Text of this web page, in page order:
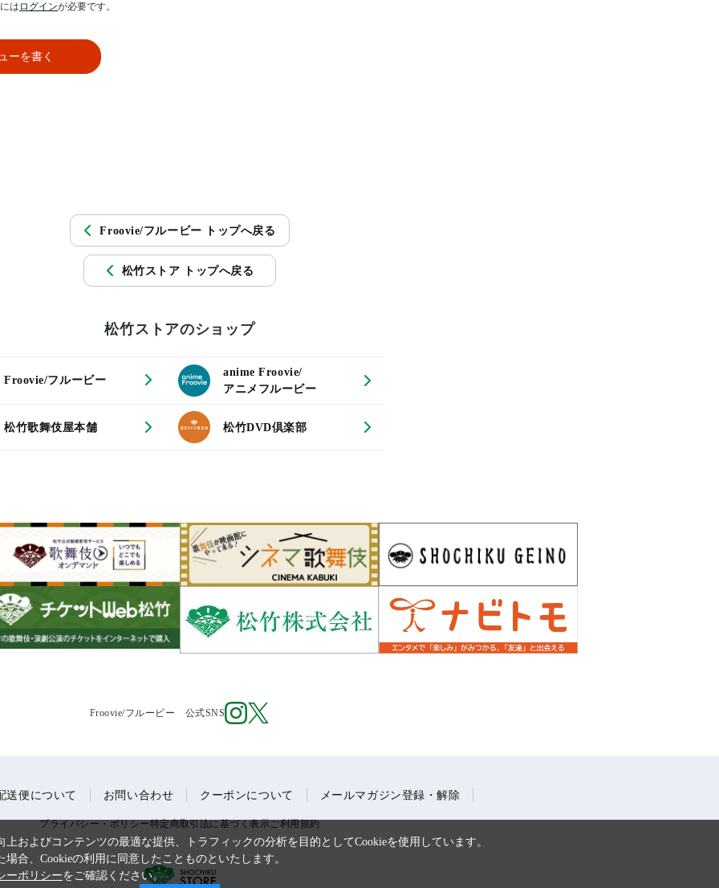
は ログインが必要です。
ーを書く
Froovie/フルービー トップへ戻る
松竹ストア トップへ戻る
松竹ストアのショップ
Froovie/フルービー
anime Froovie/
アニメフルービー
松竹歌舞伎屋本舗 松竹DVD倶楽部
Froovie/フルービー 公式SNS
送便について お問い合わせ クーポンについて メールマガジン登録・解除
プライバシー・ポリシー特定商取引法に基づく表示ご利用規約
およびコンテンツの最適な提供、トラフィックの分析を目的としてCookieを使用しています。
合、Cookieの利用に同意したことものといたします。
ーポリシーをご確認ください。